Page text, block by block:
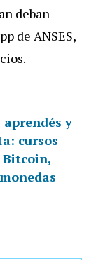
deban
de ANSES,
aprendés y
cursos
Bitcoin,